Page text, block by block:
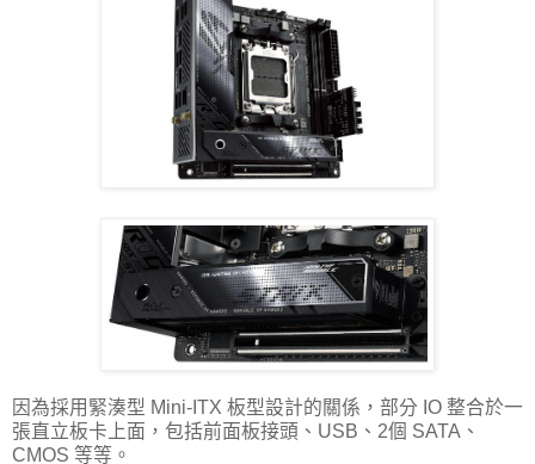
因為採用緊湊型 Mini-ITX 板型設計的關係，部分 IO 整合於一
張直立板卡上面，包括前面板接頭、USB、2個 SATA、
CMOS 等等。